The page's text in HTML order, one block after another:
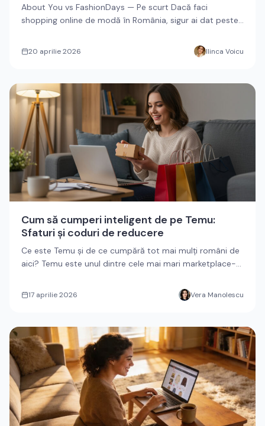
About You vs FashionDays — Pe scurt Dacă faci
shopping online de modă în România, sigur ai dat peste
20 aprilie 2026 Ilinca Voicu
Cum să cumperi inteligent de pe Temu:
Sfaturi și coduri de reducere
Ce este Temu și de ce cumpără tot mai mulți români de
aici? Temu este unul dintre cele mai mari marketplace-
17 aprilie 2026 Vera Manolescu